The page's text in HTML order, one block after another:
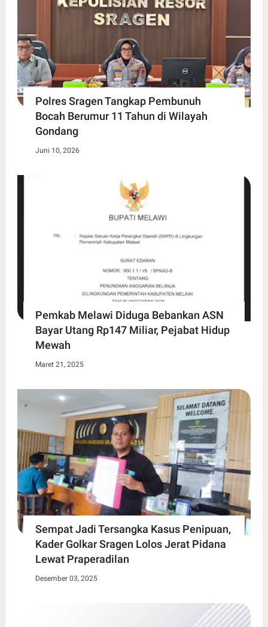
Polres Sragen Tangkap Pembunuh
Bocah Berumur 11 Tahun di Wilayah
Gondang
Juni 10, 2026
Pemkab Melawi Diduga Bebankan ASN
Bayar Utang Rp147 Miliar, Pejabat Hidup
Mewah
Maret 21, 2025
Sempat Jadi Tersangka Kasus Penipuan,
Kader Golkar Sragen Lolos Jerat Pidana
Lewat Praperadilan
Desember 03, 2025